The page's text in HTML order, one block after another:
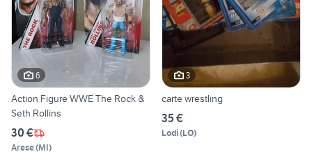
6
Action Figure WWE The Rock &
Seth Rollins
30 €
Arese(MI)
3
carte wrestling
35 €
Lodi(LO)